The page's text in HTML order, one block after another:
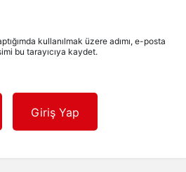
kullanılmak üzere adımı, e-posta
bu tarayıcıya kaydet.
Giriş Yap